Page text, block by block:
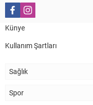
Künye
Kullanım Şartları
Sağlık
Spor